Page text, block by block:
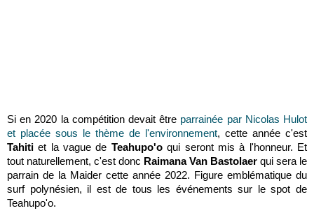
Si en 2020 la compétition devait être parrainée par Nicolas Hulot
et placée sous le thème de l'environnement, cette année c'est
Tahitiet la vague de Teahupo'oqui seront mis à l'honneur. Et
tout naturellement, c'est donc Raimana Van Bastolaer qui sera le
parrain de la Maider cette année 2022. Figure emblématique du
surf polynésien, il est de tous les événements sur le spot de
Teahupo'o.